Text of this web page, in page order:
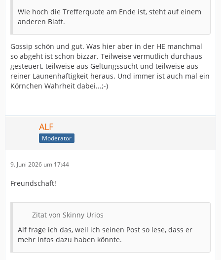
Wie hoch die Trefferquote am Ende ist, steht auf einem
anderen Blatt.
Gossip schön und gut. Was hier aber in der HE manchmal
so abgeht ist schon bizzar. Teilweise vermutlich durchaus
gesteuert, teilweise aus Geltungssucht und teilweise aus
reiner Launenhaftigkeit heraus. Und immer ist auch mal ein
Körnchen Wahrheit dabei...;-)
ALF
Moderator
9. Juni 2026 um 17:44
Freundschaft!
Zitat von Skinny Urios
Alf frage ich das, weil ich seinen Post so lese, dass er
mehr Infos dazu haben könnte.